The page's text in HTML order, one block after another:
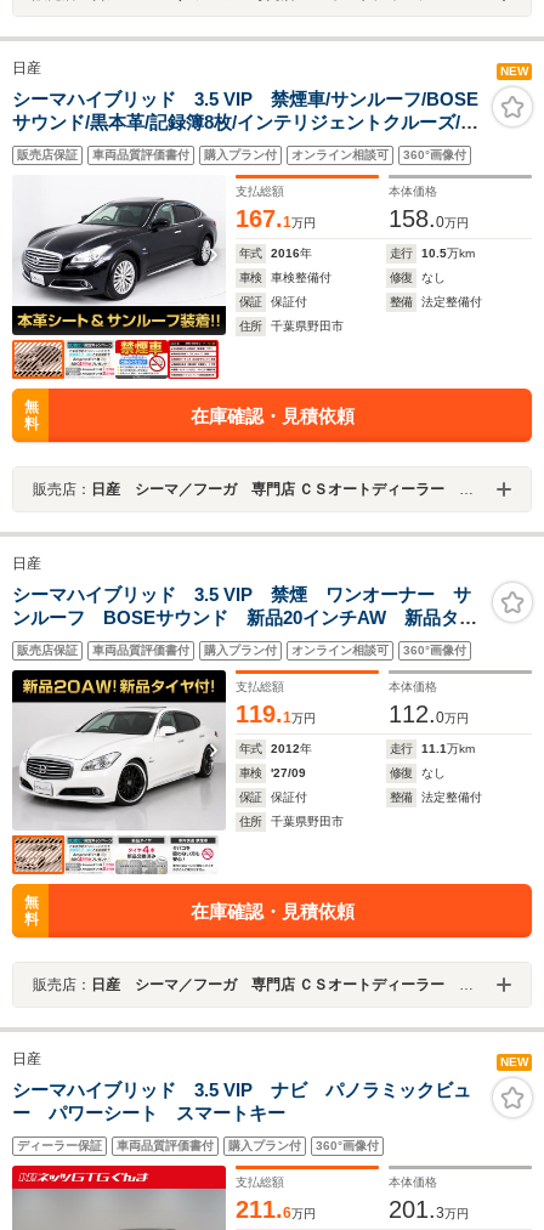
日産 NEW
シーマハイブリッド 3.5 VIP 禁煙車/サンルーフ/BOSE
サウンド/黒本革/記録簿8枚/インテリジェントクルーズ/エ
マージェンシーブレーキ/後席コントロールパネル/助手席
オットマン/エアシート/シートヒーター/HDDマルチナビ/
バックモニター/
販売店保証 車両品質評価書付 購入プラン付 オンライン相談可 360°画像付
支払総額
167.1万円
本体価格
158.0万円
年式 2016年 走行 10.5万km
車検
車検整備付 修復
なし
保証
保証付 整備
法定整備付
住所
千葉県野田市
無
料
在庫確認・見積依頼
販売店： 日産 シーマ／フーガ 専門店 ＣＳオートディーラー ５１系 シーマ／フーガ 中古車専門店
日産
シーマハイブリッド 3.5 VIP 禁煙 ワンオーナー サ
ンルーフ BOSEサウンド 新品20インチAW 新品タイ
ヤ 点検記録簿24枚 インテリジェントクルーズ エマ
ージェンシーブレーキ 後席コントロールパネル 助手
席オットマン 冷暖房シート
販売店保証 車両品質評価書付 購入プラン付 オンライン相談可 360°画像付
支払総額
119.1万円
本体価格
112.0万円
年式 2012年 走行 11.1万km
車検
'27/09 修復
なし
保証
保証付 整備
法定整備付
住所
千葉県野田市
無
料
在庫確認・見積依頼
販売店： 日産 シーマ／フーガ 専門店 ＣＳオートディーラー ５１系 シーマ／フーガ 中古車専門店
日産 NEW
シーマハイブリッド 3.5 VIP ナビ パノラミックビュ
ー パワーシート スマートキー
ディーラー保証 車両品質評価書付 購入プラン付 360°画像付
支払総額
211.6万円
本体価格
201.3万円